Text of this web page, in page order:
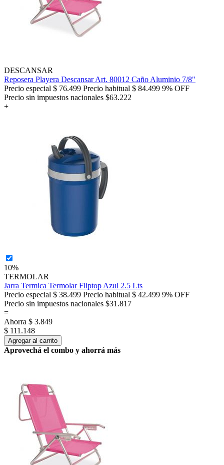
DESCANSAR
Reposera Playera Descansar Art. 80012 Caño Aluminio 7/8"
Precio especial $ 76.499 Precio habitual $ 84.499 9% OFF
Precio sin impuestos nacionales $63.222
+
10%
TERMOLAR
Jarra Termica Termolar Fliptop Azul 2.5 Lts
Precio especial $ 38.499 Precio habitual $ 42.499 9% OFF
Precio sin impuestos nacionales $31.817
=
Ahorra $ 3.849
$ 111.148
Agregar al carrito
Aprovechá el combo y ahorrá más